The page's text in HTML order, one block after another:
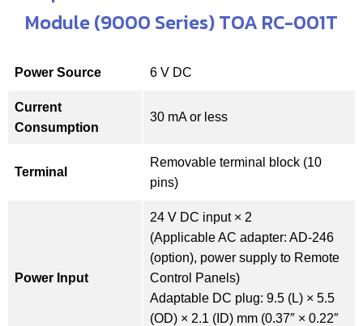
Module (9000 Series) TOA RC-001T
Power Source 6 V DC
Current
Consumption
30 mA or less
Terminal
Removable terminal block (10
pins)
Power Input
24 V DC input × 2
(Applicable AC adapter: AD-246
(option), power supply to Remote
Control Panels)
Adaptable DC plug: 9.5 (L) × 5.5
(OD) × 2.1 (ID) mm (0.37″ × 0.22″